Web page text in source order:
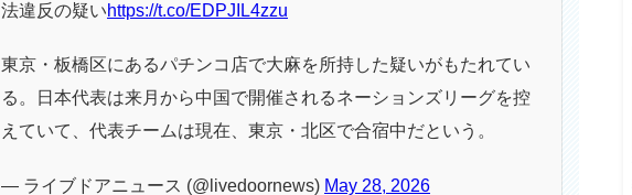
法違反の疑いhttps://t.co/EDPJIL4zzu
東京・板橋区にあるパチンコ店で大麻を所持した疑いがもたれてい
る。日本代表は来月から中国で開催されるネーションズリーグを控
えていて、代表チームは現在、東京・北区で合宿中だという。
— ライブドアニュース (@livedoornews) May 28, 2026